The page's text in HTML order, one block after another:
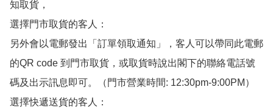
知取貨，
選擇門市取貨的客人：
另外會以電郵發出「訂單領取通知」，客人可以帶同此電郵
的QR code 到門市取貨，或取貨時說出閣下的聯絡電話號
碼及出示訊息即可。（門市營業時間: 12:30pm-9:00PM）
選擇快遞送貨的客人：